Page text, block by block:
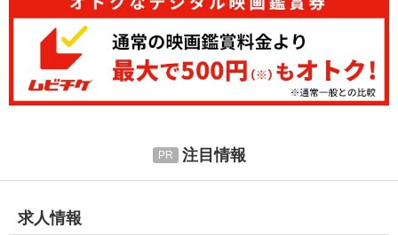
注目情報
求人情報